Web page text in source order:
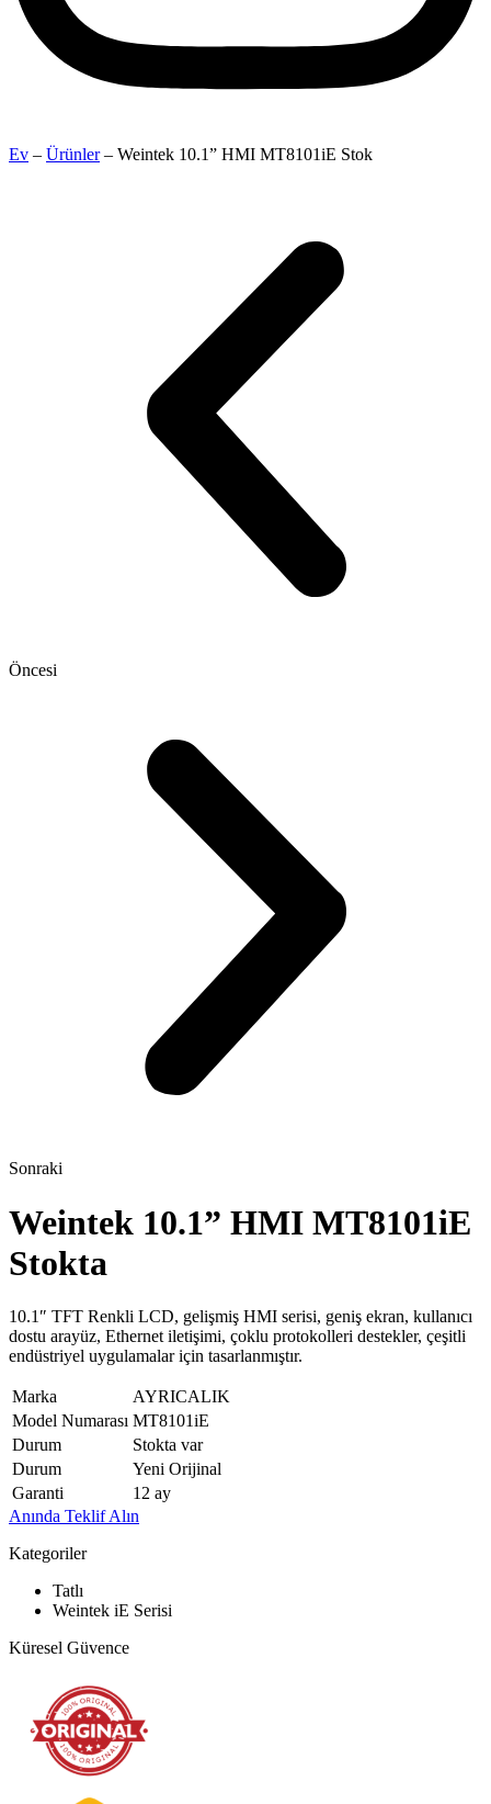
Ev – Ürünler– Weintek 10.1” HMI MT8101iE Stok
Öncesi
Sonraki
Weintek 10.1” HMI MT8101iE
Stokta
10.1″ TFT Renkli LCD, gelişmiş HMI serisi, geniş ekran, kullanıcı
dostu arayüz, Ethernet iletişimi, çoklu protokolleri destekler, çeşitli
endüstriyel uygulamalar için tasarlanmıştır.
Marka
AYRICALIK
Model Numarası MT8101iE
Durum
Stokta var
Durum
Yeni Orijinal
Garanti
12 ay
Anında Teklif Alın
Kategoriler
Tatlı
Weintek iE Serisi
Küresel Güvence